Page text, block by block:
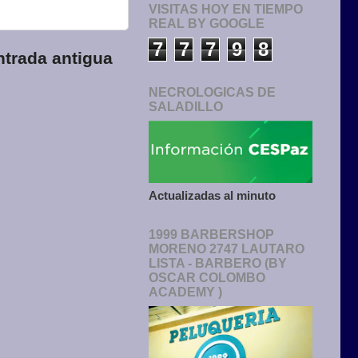
antigua
VISITAS HOY EN TIEMPO
REAL BY GOOGLE
7 7 7 9 8
NECROLOGICAS DE
SALADILLO
Actualizadas al minuto
1999 BARBERSHOP
MORENO 2747 LAUTARO
LISTA - BARBERO (BY
OSCAR COLOMBO
ACADEMY )